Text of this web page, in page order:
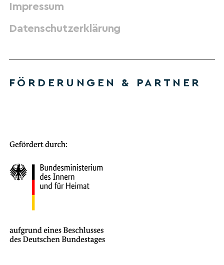
Impressum
Datenschutzerklärung
FÖRDERUNGEN & PARTNER